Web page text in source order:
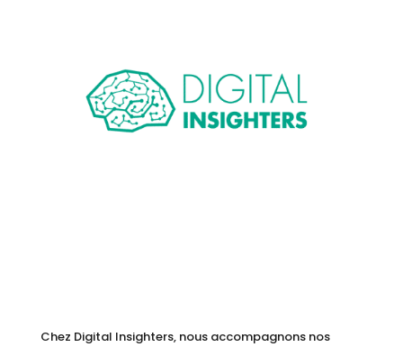
Chez Digital Insighters, nous accompagnons nos